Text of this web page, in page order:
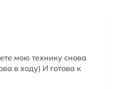
мою технику снова
в ходу) И готова к